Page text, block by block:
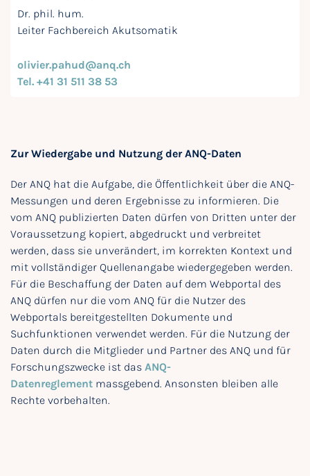
Dr. phil. hum.
Leiter Fachbereich Akutsomatik
olivier.pahud@anq.ch
Tel. +41 31 511 38 53
Zur Wiedergabe und Nutzung der ANQ-Daten
Der ANQ hat die Aufgabe, die Öffentlichkeit über die ANQ-
Messungen und deren Ergebnisse zu informieren. Die
vom ANQ publizierten Daten dürfen von Dritten unter der
Voraussetzung kopiert, abgedruckt und verbreitet
werden, dass sie unverändert, im korrekten Kontext und
mit vollständiger Quellenangabe wiedergegeben werden.
Für die Beschaffung der Daten auf dem Webportal des
ANQ dürfen nur die vom ANQ für die Nutzer des
Webportals bereitgestellten Dokumente und
Suchfunktionen verwendet werden. Für die Nutzung der
Daten durch die Mitglieder und Partner des ANQ und für
Forschungszwecke ist das ANQ-
Datenreglement massgebend. Ansonsten bleiben alle
Rechte vorbehalten.